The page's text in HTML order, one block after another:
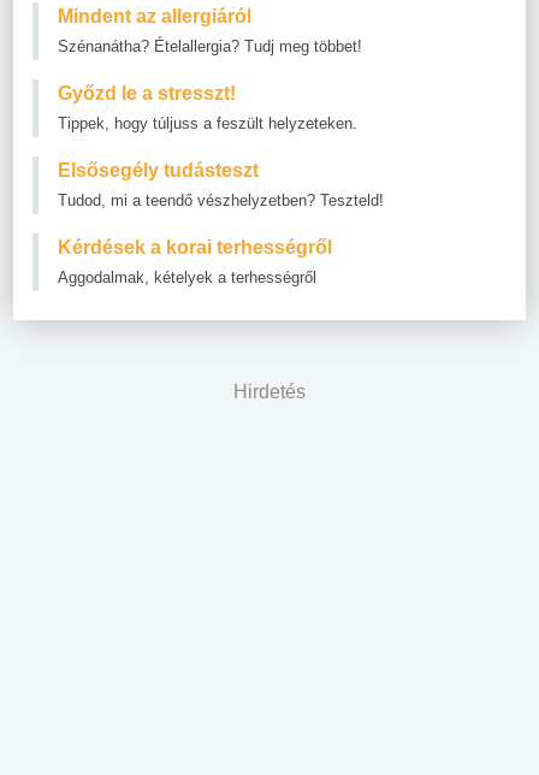
Mindent az allergiáról
Szénanátha? Ételallergia? Tudj meg többet!
Győzd le a stresszt!
Tippek, hogy túljuss a feszült helyzeteken.
Elsősegély tudásteszt
Tudod, mi a teendő vészhelyzetben? Teszteld!
Kérdések a korai terhességről
Aggodalmak, kételyek a terhességről
Hirdetés